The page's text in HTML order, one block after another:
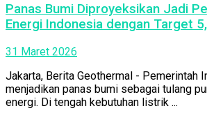
Panas Bumi Diproyeksikan Jadi
Energi Indonesia dengan Target
31 Maret 2026
Jakarta, Berita Geothermal - Pemerintah
menjadikan panas bumi sebagai tulang
energi. Di tengah kebutuhan listrik ...